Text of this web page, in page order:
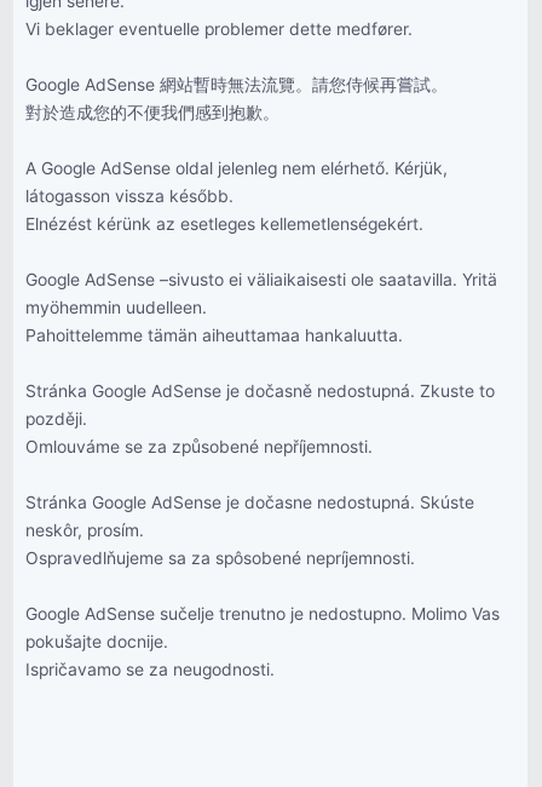
Vi beklager eventuelle problemer dette medfører.
Google AdSense 網站暫時無法流覽。請您侍候再嘗試。
對於造成您的不便我們感到抱歉。
A Google AdSense oldal jelenleg nem elérhető. Kérjük,
látogasson vissza később.
Elnézést kérünk az esetleges kellemetlenségekért.
Google AdSense –sivusto ei väliaikaisesti ole saatavilla. Yritä
myöhemmin uudelleen.
Pahoittelemme tämän aiheuttamaa hankaluutta.
Stránka Google AdSense je dočasně nedostupná. Zkuste to
později.
Omlouváme se za způsobené nepříjemnosti.
Stránka Google AdSense je dočasne nedostupná. Skúste
neskôr, prosím.
Ospravedlňujeme sa za spôsobené nepríjemnosti.
Google AdSense sučelje trenutno je nedostupno. Molimo Vas
pokušajte docnije.
Ispričavamo se za neugodnosti.